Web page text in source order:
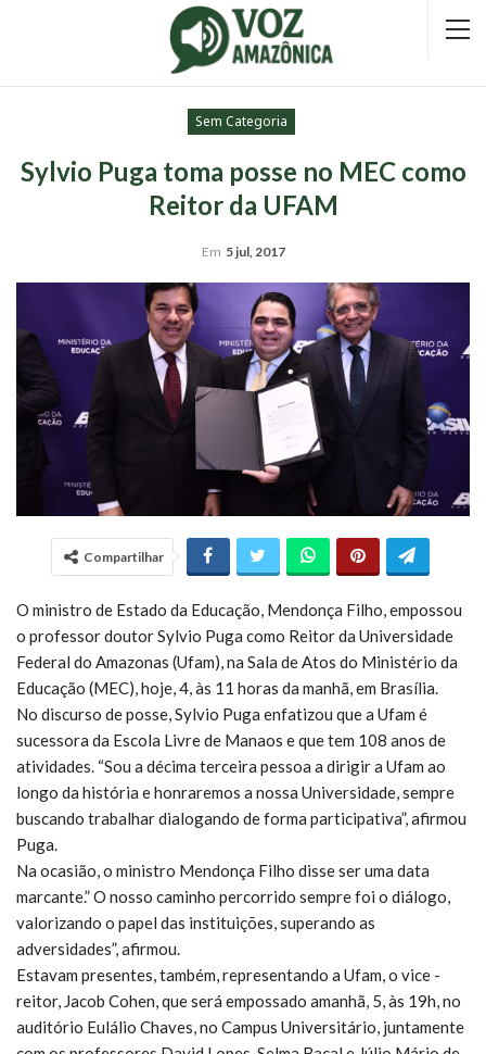
Sem Categoria
Sylvio Puga toma posse no MEC como
Reitor da UFAM
Em 5 jul, 2017
Compartilhar
O ministro de Estado da Educação, Mendonça Filho, empossou
o professor doutor Sylvio Puga como Reitor da Universidade
Federal do Amazonas (Ufam), na Sala de Atos do Ministério da
Educação (MEC), hoje, 4, às 11 horas da manhã, em Brasília.
No discurso de posse, Sylvio Puga enfatizou que a Ufam é
sucessora da Escola Livre de Manaos e que tem 108 anos de
atividades. “Sou a décima terceira pessoa a dirigir a Ufam ao
longo da história e honraremos a nossa Universidade, sempre
buscando trabalhar dialogando de forma participativa”, afirmou
Puga.
Na ocasião, o ministro Mendonça Filho disse ser uma data
marcante.” O nosso caminho percorrido sempre foi o diálogo,
valorizando o papel das instituições, superando as
adversidades”, afirmou.
Estavam presentes, também, representando a Ufam, o vice -
reitor, Jacob Cohen, que será empossado amanhã, 5, às 19h, no
auditório Eulálio Chaves, no Campus Universitário, juntamente